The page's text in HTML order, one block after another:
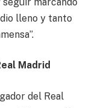
lleno y tanto
Madrid
del Real